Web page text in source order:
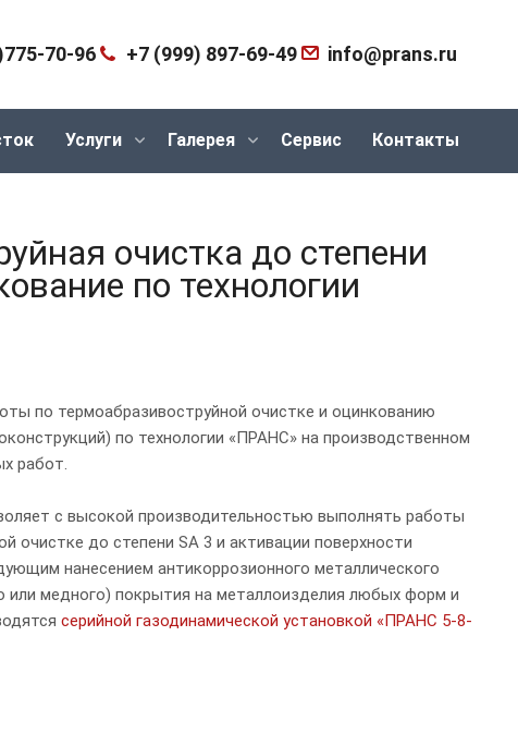
70-96 +7 (999) 897-69-49 info@prans.ru
Услуги Галерея Сервис Контакты
очистка до степени
по технологии
по термоабразивоструйной очистке и оцинкованию
по технологии «ПРАНС» на производственном
работ.
с высокой производительностью выполнять работы
очистке до степени SA 3 и активации поверхности
нанесением антикоррозионного металлического
или медного) покрытия на металлоизделия любых форм и
серийной газодинамической установкой «ПРАНС 5-8-